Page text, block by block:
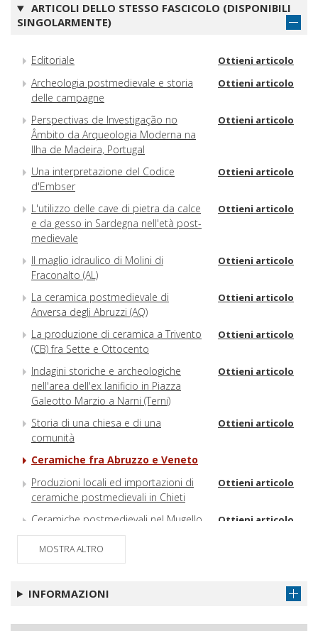
ARTICOLI DELLO STESSO FASCICOLO (DISPONIBILI
SINGOLARMENTE)
Editoriale Ottieni articolo
Archeologia postmedievale e storia
delle campagne
Ottieni articolo
Perspectivas de Investigação no
Âmbito da Arqueologia Moderna na
Ilha de Madeira, Portugal
Ottieni articolo
Una interpretazione del Codice
d'Embser
Ottieni articolo
L'utilizzo delle cave di pietra da calce
e da gesso in Sardegna nell'età post-
medievale
Ottieni articolo
Il maglio idraulico di Molini di
Fraconalto (AL)
Ottieni articolo
La ceramica postmedievale di
Anversa degli Abruzzi (AQ)
Ottieni articolo
La produzione di ceramica a Trivento
(CB) fra Sette e Ottocento
Ottieni articolo
Indagini storiche e archeologiche
nell'area dell'ex lanificio in Piazza
Galeotto Marzio a Narni (Terni)
Ottieni articolo
Storia di una chiesa e di una
comunità
Ottieni articolo
Ceramiche fra Abruzzo e Veneto
Produzioni locali ed importazioni di
ceramiche postmedievali in Chieti
Ottieni articolo
Ceramiche postmedievali nel Mugello Ottieni articolo
Archeologia postmedievale in Italia Ottieni articolo
MOSTRA ALTRO
INFORMAZIONI